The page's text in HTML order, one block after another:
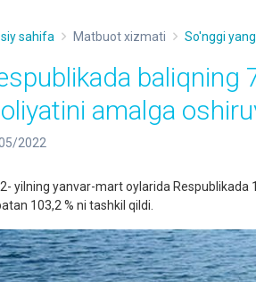
sahifa Matbuot xizmati So'nggi
baliqning
amalga
2022
yilning yanvar-mart oylarida Respublikada
103,2 % ni tashkil qildi.